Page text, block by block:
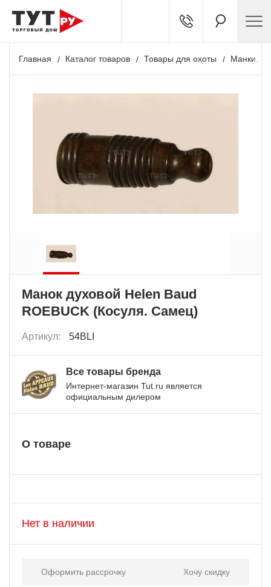
Главная Каталог товаров Товары для охоты Манки,
Манок духовой Helen Baud
ROEBUCK (Косуля. Самец)
Артикул: 54BLI
Все товары бренда
Интернет-магазин Tut.ru является
официальным дилером
О товаре
Нет в наличии
Оформить рассрочку Хочу скидку